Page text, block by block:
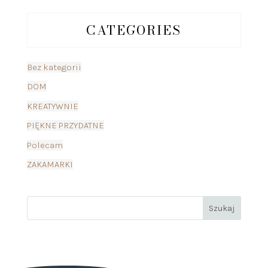
CATEGORIES
Bez kategorii
DOM
KREATYWNIE
PIĘKNE PRZYDATNE
Polecam
ZAKAMARKI